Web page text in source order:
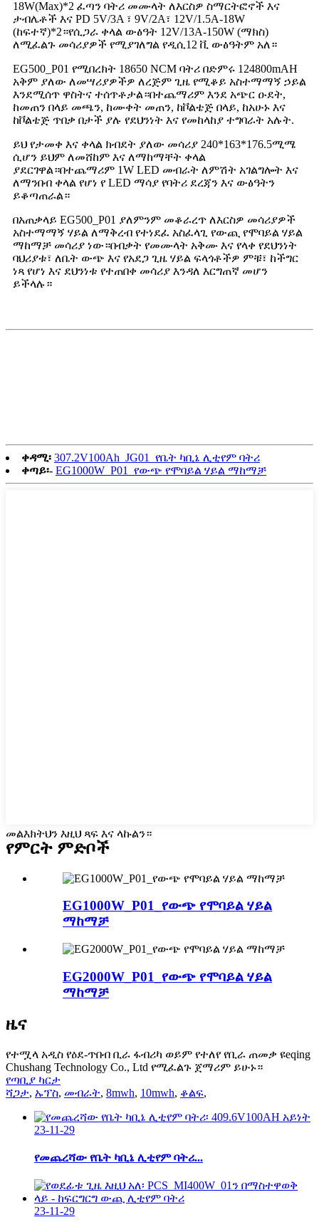
18W(Max)*2 ፈጣን ባትሪ መሙላት ለእርስዎ ስማርትፎኖች እና
ታብሌቶች እና PD 5V/3A ፣ 9V/2A፣ 12V/1.5A-18W
(ከፍተኛ)*2።የሲጋራ ቀላል ውፅዓት 12V/13A-150W (ማክስ)
ለሚፈልጉ መሳሪያዎች የሚያገለግል የዲሲ12 ቪ ውፅዓትም አለ።
EG500_P01 የሚበረክት 18650 NCM ባትሪ በድምሩ 124800mAH
አቅም ያለው ለመሣሪያዎችዎ ለረጅም ጊዜ የሚቆይ አስተማማኝ ኃይል
እንደሚሰጥ ዋስትና ተሰጥቶታል።በተጨማሪም እንደ አጭር ዑደት,
ከመጠን በላይ መጫን, ከሙቀት መጠን, ከቮልቴጅ በላይ, ከአሁኑ እና
ከቮልቴጅ ጥበቃ በታች ያሉ የደህንነት እና የመከላከያ ተግባራት አሉት.
ይህ የታመቀ እና ቀላል ክብደት ያለው መሳሪያ 240*163*176.5ሚሜ
ሲሆን ይህም ለመሸከም እና ለማከማቸት ቀላል
ያደርገዋል።በተጨማሪም 1W LED መብራት ለምሽት አገልግሎት እና
ለማንበብ ቀላል የሆነ የ LED ማሳያ የባትሪ ደረጃን እና ውፅዓትን
ይቆጣጠራል።
በአጠቃላይ EG500_P01 ያለምንም መቆራረጥ ለእርስዎ መሳሪያዎች
አስተማማኝ ሃይል ለማቅረብ የተነደፈ አስፈላጊ የውጪ የሞባይል ሃይል
ማከማቻ መሳሪያ ነው።በብቃት የመሙላት አቅሙ እና የላቀ የደህንነት
ባህሪያቱ፣ ለቤት ውጭ እና የአደጋ ጊዜ ሃይል ፍላጎቶችዎ ምቹ፣ ከችግር
ነጻ የሆነ እና ደህንነቱ የተጠበቀ መሳሪያ እንዳለ እርግጠኛ መሆን
ይችላሉ።
ቀዳሚ፡ 307.2V100Ah_JG01_የቤት ካቢኔ ሊቲየም ባትሪ
ቀጣይ፡- EG1000W_P01_የውጭ የሞባይል ሃይል ማከማቻ
መልእክትህን እዚህ ጻፍ እና ላኩልን።
የምርት ምድቦች
EG1000W_P01_የውጭ የሞባይል ሃይል
ማከማቻ
EG2000W_P01_የውጭ የሞባይል ሃይል
ማከማቻ
ዜና
የተሟላ አዲስ የዕደ-ጥበብ ቢራ ፋብሪካ ወይም የተለየ የቢራ ጠመቃ ዩeqing
Chushang Technology Co., Ltd የሚፈልጉ ጀማሪም ይሁኑ።
የጣቢያ ካርታ
ሻጋታ, ኡፕስ, መብራት, 8mwh, 10mwh, ቆልፍ,
23-11-29
የመጨረሻው የቤት ካቢኔ ሊቲየም ባትሪ...
23-11-29